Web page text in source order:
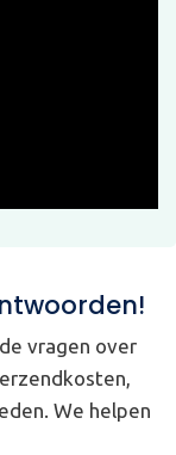
vragen over
We helpen